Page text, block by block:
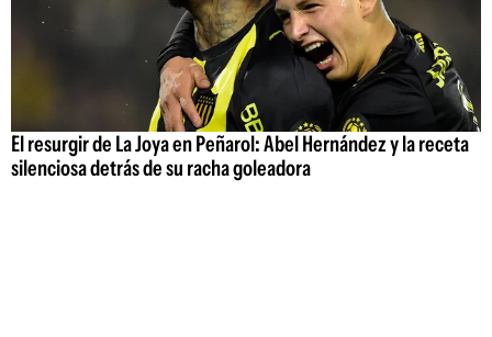
El resurgir de La Joya en Peñarol: Abel Hernández y la receta
silenciosa detrás de su racha goleadora